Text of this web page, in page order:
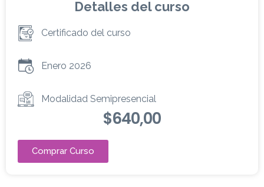
Detalles del curso
Certificado del curso
Enero 2026
Modalidad Semipresencial
$640,00
Comprar Curso